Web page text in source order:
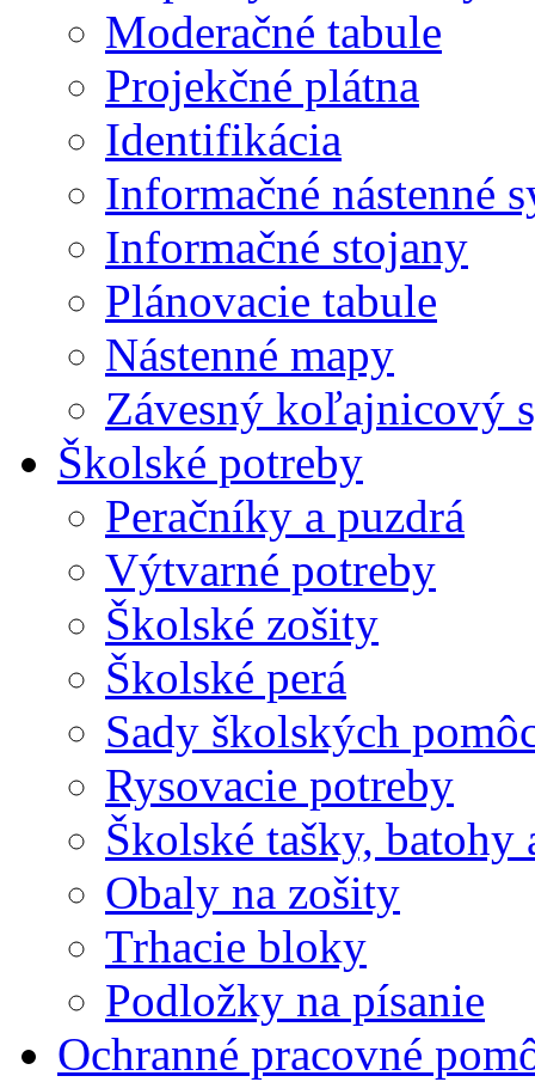
Moderačné tabule
Projekčné plátna
Identifikácia
Informačné nástenné
Informačné stojany
Plánovacie tabule
Nástenné mapy
Závesný koľajnicový
Školské potreby
Peračníky a puzdrá
Výtvarné potreby
Školské zošity
Školské perá
Sady školských
Rysovacie potreby
Školské tašky, batohy
Obaly na zošity
Trhacie bloky
Podložky na písanie
Ochranné pracovné